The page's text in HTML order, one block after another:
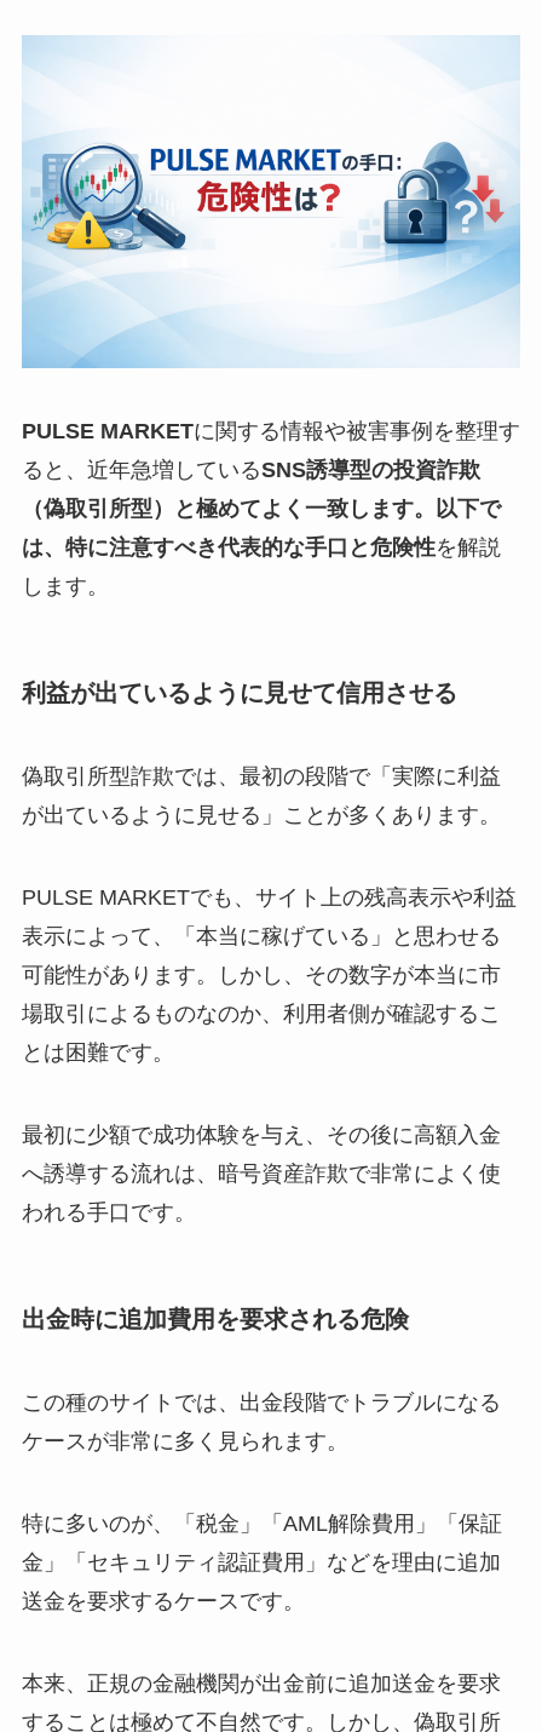
PULSE MARKETに関する情報や被害事例を整理す
ると、近年急増しているSNS誘導型の投資詐欺
（偽取引所型）
と極めてよく一致します。以下で
は、特に注意すべき代表的な手口と危険性を解説
します。
利益が出ているように見せて信用させる
偽取引所型詐欺では、最初の段階で「実際に利益
が出ているように見せる」ことが多くあります。
PULSE MARKETでも、サイト上の残高表示や利益
表示によって、「本当に稼げている」と思わせる
可能性があります。しかし、その数字が本当に市
場取引によるものなのか、利用者側が確認するこ
とは困難です。
最初に少額で成功体験を与え、その後に高額入金
へ誘導する流れは、暗号資産詐欺で非常によく使
われる手口です。
出金時に追加費用を要求される危険
この種のサイトでは、出金段階でトラブルになる
ケースが非常に多く見られます。
特に多いのが、「税金」「AML解除費用」「保証
金」「セキュリティ認証費用」などを理由に追加
送金を要求するケースです。
本来、正規の金融機関が出金前に追加送金を要求
することは極めて不自然です。しかし、偽取引所